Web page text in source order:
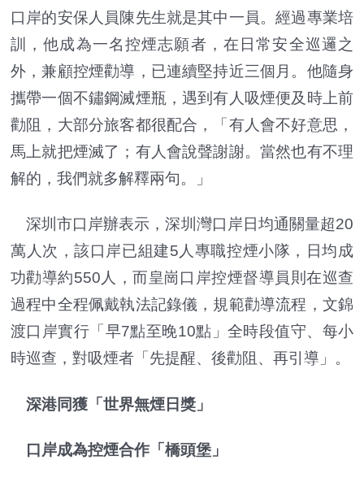
口岸的安保人員陳先生就是其中一員。經過專業培
訓，他成為一名控煙志願者，在日常安全巡邏之
外，兼顧控煙勸導，已連續堅持近三個月。他隨身
攜帶一個不鏽鋼滅煙瓶，遇到有人吸煙便及時上前
勸阻，大部分旅客都很配合，「有人會不好意思，
馬上就把煙滅了；有人會說聲謝謝。當然也有不理
解的，我們就多解釋兩句。」
深圳市口岸辦表示，深圳灣口岸日均通關量超20
萬人次，該口岸已組建5人專職控煙小隊，日均成
功勸導約550人，而皇崗口岸控煙督導員則在巡查
過程中全程佩戴執法記錄儀，規範勸導流程，文錦
渡口岸實行「早7點至晚10點」全時段值守、每小
時巡查，對吸煙者「先提醒、後勸阻、再引導」。
深港同獲「世界無煙日獎」
口岸成為控煙合作「橋頭堡」